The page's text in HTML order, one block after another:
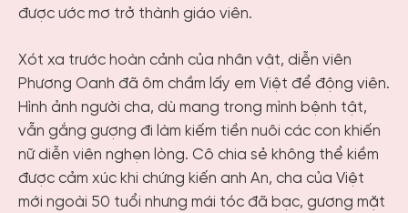
được ước mơ trở thành giáo viên.
Xót xa trước hoàn cảnh của nhân vật, diễn viên
Phương Oanh đã ôm chầm lấy em Việt để động viên.
Hình ảnh người cha, dù mang trong mình bệnh tật,
vẫn gắng gượng đi làm kiếm tiền nuôi các con khiến
nữ diễn viên nghẹn lòng. Cô chia sẻ không thể kiềm
được cảm xúc khi chứng kiến anh An, cha của Việt
mới ngoài 50 tuổi nhưng mái tóc đã bạc, gương mặt